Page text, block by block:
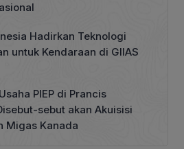
Hadirkan Teknologi
untuk Kendaraan di GIIAS
PIEP di Prancis
sebut akan Akuisisi
Migas Kanada